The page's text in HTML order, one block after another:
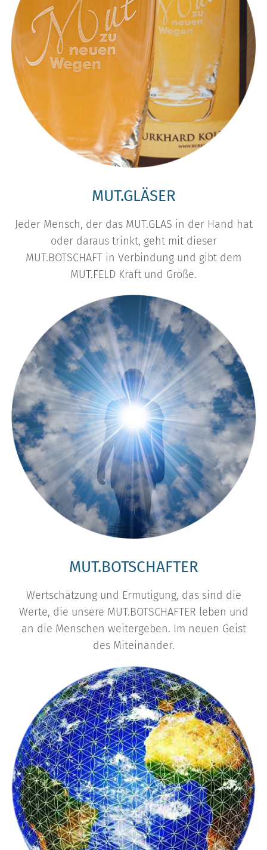
MUT.GLÄSER
Jeder Mensch, der das MUT.GLAS in der Hand hat
oder daraus trinkt, geht mit dieser
MUT.BOTSCHAFT in Verbindung und gibt dem
MUT.FELD Kraft und Größe.
MUT.BOTSCHAFTER
Wertschätzung und Ermutigung, das sind die
Werte, die unsere MUT.BOTSCHAFTER leben und
an die Menschen weitergeben. Im neuen Geist
des Miteinander.